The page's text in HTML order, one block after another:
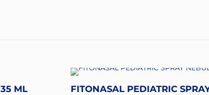
ML
FITONASAL PEDIATRIC